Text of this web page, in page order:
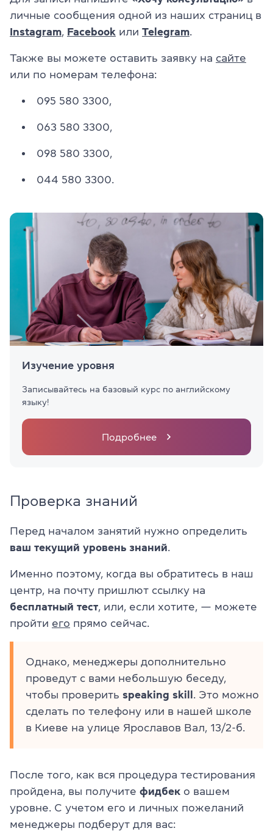
личные сообщения одной из наших страниц в
Instagram Facebook или Telegram
Также вы можете оставить заявку на сайте
или по номерам телефона:
095 580 3300,
063 580 3300,
098 580 3300,
044 580 3300.
Изучение уровня
Записывайтесь на базовый курс по английскому
языку!
Подробнее
Проверка знаний
Перед началом занятий нужно определить
ваш текущий уровень знаний.
Именно поэтому, когда вы обратитесь в наш
центр, на почту пришлют ссылку на
бесплатный тест, или, если хотите, — можете
пройти его прямо сейчас.
Однако, менеджеры дополнительно
проведут с вами небольшую беседу,
чтобы проверить speaking skill . Это можно
сделать по телефону или в нашей школе
в Киеве на улице Ярославов Вал, 13/2-б.
После того, как вся процедура тестирования
пройдена, вы получите фидбек о вашем
уровне. С учетом его и личных пожеланий
менеджеры подберут для вас: